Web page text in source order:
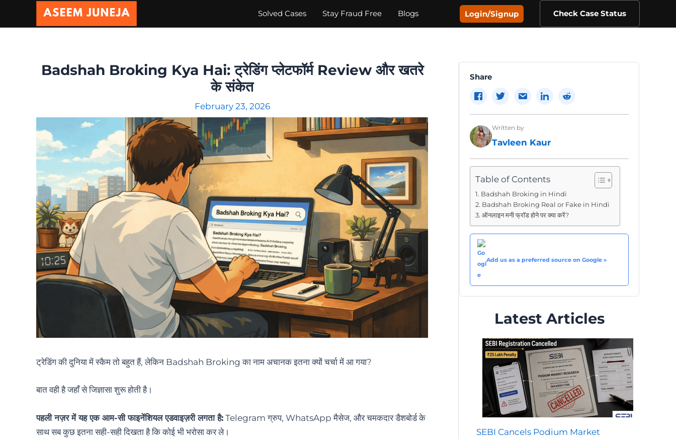
Solved Cases Stay Fraud Free Blogs Login/Signup Check Case Status
Badshah Broking Kya Hai: ट्रेडिंग प्लेटफॉर्म Review और खतरे
के संकेत
February 23, 2026
ट्रेडिंग की दुनिया में स्कैम तो बहुत हैं, लेकिन Badshah Broking का नाम अचानक इतना क्यों चर्चा में आ गया?
बात वही है जहाँ से जिज्ञासा शुरू होती है।
पहली नज़र में यह एक आम-सी फाइनेंशियल एडवाइज़री लगता है: Telegram ग्रुप, WhatsApp मैसेज, और चमकदार डैशबोर्ड के
साथ सब कुछ इतना सही-सही दिखता है कि कोई भी भरोसा कर ले।
Share
Written by
Tavleen Kaur
Table of Contents
Badshah Broking in Hindi
Badshah Broking Real or Fake in Hindi
ऑनलाइन मनी फ्रॉड होने पर क्या करें?
Add us as a preferred source on Google »
Latest Articles
SEBI Cancels Podium Market